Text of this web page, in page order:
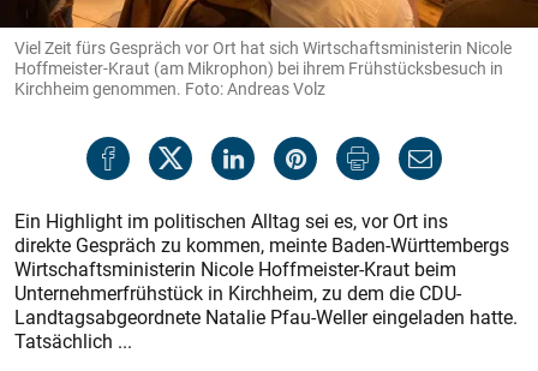
Viel Zeit fürs Gespräch vor Ort hat sich Wirtschaftsministerin Nicole
Hoffmeister-Kraut (am Mikrophon) bei ihrem Frühstücksbesuch in
Kirchheim genommen. Foto: Andreas Volz
Ein Highlight im politischen Alltag sei es, vor Ort ins
direkte Gespräch zu kommen, meinte Baden-Württembergs
Wirtschaftsministerin Nicole Hoffmeister-Kraut beim
Unternehmerfrühstück in Kirchheim, zu dem die CDU-
Landtagsabgeordnete Natalie Pfau-Weller eingeladen hatte.
Tatsächlich ...